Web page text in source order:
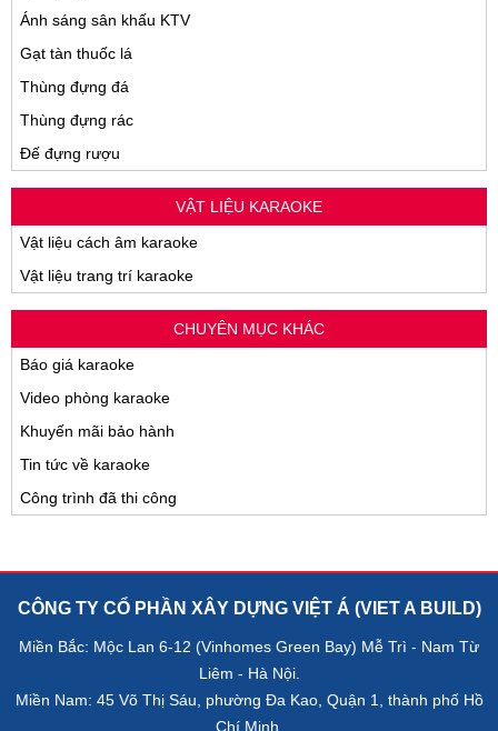
Ánh sáng sân khấu KTV
Gạt tàn thuốc lá
Thùng đựng đá
Thùng đựng rác
Đế đựng rượu
VẬT LIỆU KARAOKE
Vật liệu cách âm karaoke
Vật liệu trang trí karaoke
CHUYÊN MỤC KHÁC
Báo giá karaoke
Video phòng karaoke
Khuyến mãi bảo hành
Tin tức về karaoke
Công trình đã thi công
CÔNG TY CỔ PHẦN XÂY DỰNG VIỆT Á (VIET A BUILD)
Miền Bắc: Mộc Lan 6-12 (Vinhomes Green Bay) Mễ Trì - Nam Từ
Liêm - Hà Nội.
Miền Nam: 45 Võ Thị Sáu, phường Đa Kao, Quận 1, thành phố Hồ
Chí Minh.